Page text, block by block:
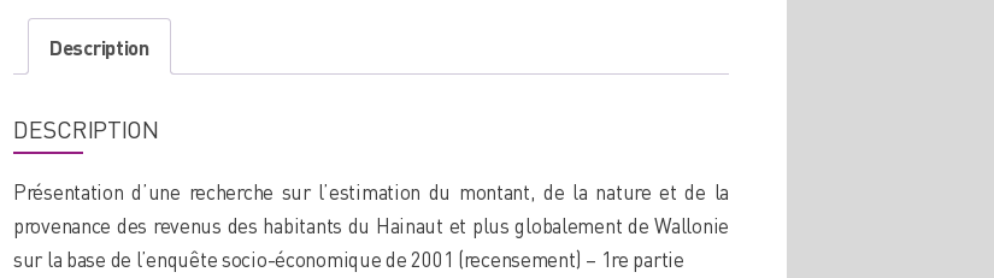
Description
DESCRIPTION
Présentation d’une recherche sur l’estimation du montant, de la nature et de la
provenance des revenus des habitants du Hainaut et plus globalement de Wallonie
sur la base de l’enquête socio-économique de 2001 (recensement) – 1re partie